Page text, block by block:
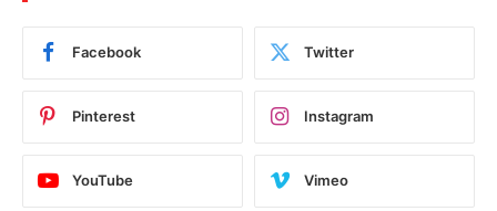
Facebook Twitter
Pinterest Instagram
YouTube Vimeo